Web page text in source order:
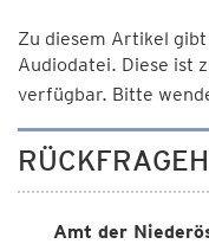
Zu diesem Artikel
Audiodatei. Diese ist
verfügbar. Bitte
Amt der